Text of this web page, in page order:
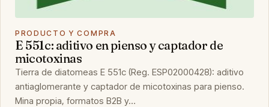
PRODUCTO Y COMPRA
E 551c: aditivo en pienso y captador de
micotoxinas
Tierra de diatomeas E 551c (Reg. ESP02000428): aditivo
antiaglomerante y captador de micotoxinas para pienso.
Mina propia, formatos B2B y…